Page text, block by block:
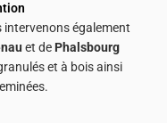
intervenons également
et de Phalsbourg
et à bois ainsi